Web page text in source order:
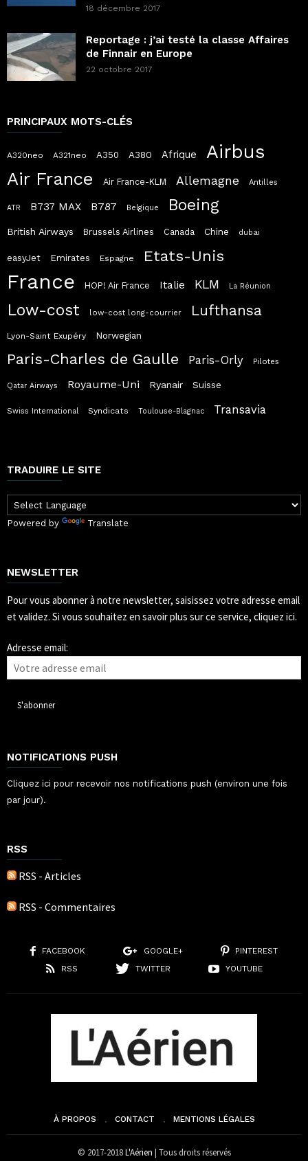
18 décembre 2017
Reportage : j’ai testé la classe Affaires
de Finnair en Europe
22 octobre 2017
PRINCIPAUX MOTS-CLÉS
A320neo A321neo A350 A380 Afrique Airbus
Air France Air France-KLM Allemagne Antilles
ATR B737 MAX B787 Belgique Boeing
British Airways Brussels Airlines Canada Chine dubai
easyJet Emirates Espagne Etats-Unis
France HOP! Air France Italie KLM La Réunion
Low-cost low-cost long-courrier Lufthansa
Lyon-Saint Exupéry Norwegian
Paris-Charles de Gaulle Paris-Orly Pilotes
Qatar Airways Royaume-Uni Ryanair Suisse
Swiss International Syndicats Toulouse-Blagnac Transavia
TRADUIRE LE SITE
Powered by Translate
NEWSLETTER
Pour vous abonner à notre newsletter, saisissez votre adresse email
et validez. Si vous souhaitez en savoir plus sur ce service, cliquez ici.
Adresse email:
NOTIFICATIONS PUSH
Cliquez ici pour recevoir nos notifications push (environ une fois
par jour).
RSS
RSS - Articles
RSS - Commentaires
FACEBOOK GOOGLE+
PINTEREST
RSS
TWITTER YOUTUBE
À PROPOS CONTACT MENTIONS LÉGALES
© 2017-2018L'Aérien | Tous droits réservés